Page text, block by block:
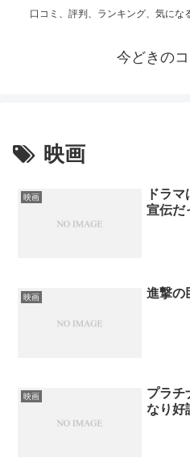
口コミ、評判、ランキング、気にな
今どきの
映画
映画
ドラ
宣伝だ
映画 進撃の
映画
プラチ
なり好